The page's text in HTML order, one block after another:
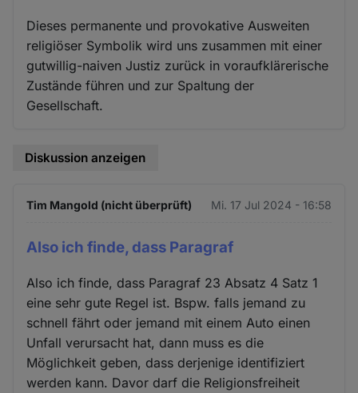
Dieses permanente und provokative Ausweiten
religiöser Symbolik wird uns zusammen mit einer
gutwillig-naiven Justiz zurück in voraufklärerische
Zustände führen und zur Spaltung der
Gesellschaft.
Diskussion anzeigen
Tim Mangold (nicht überprüft) Mi. 17 Jul 2024 - 16:58
Also ich finde, dass Paragraf
Also ich finde, dass Paragraf 23 Absatz 4 Satz 1
eine sehr gute Regel ist. Bspw. falls jemand zu
schnell fährt oder jemand mit einem Auto einen
Unfall verursacht hat, dann muss es die
Möglichkeit geben, dass derjenige identifiziert
werden kann. Davor darf die Religionsfreiheit